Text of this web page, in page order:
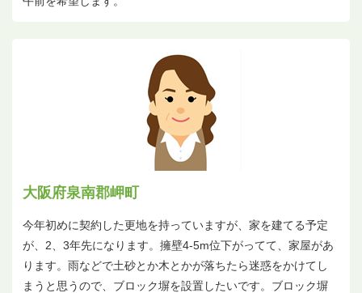
大阪府泉南郡岬町
今年初めに契約した更地を持っていますが、家を建てる予定
が、2、3年先になります。擁壁4-5m位下がってて、家屋があ
ります。雨などで土砂とか木とかが落ちたら迷惑をかけてし
まうと思うので、ブロック塀を設置したいです。ブロック塀